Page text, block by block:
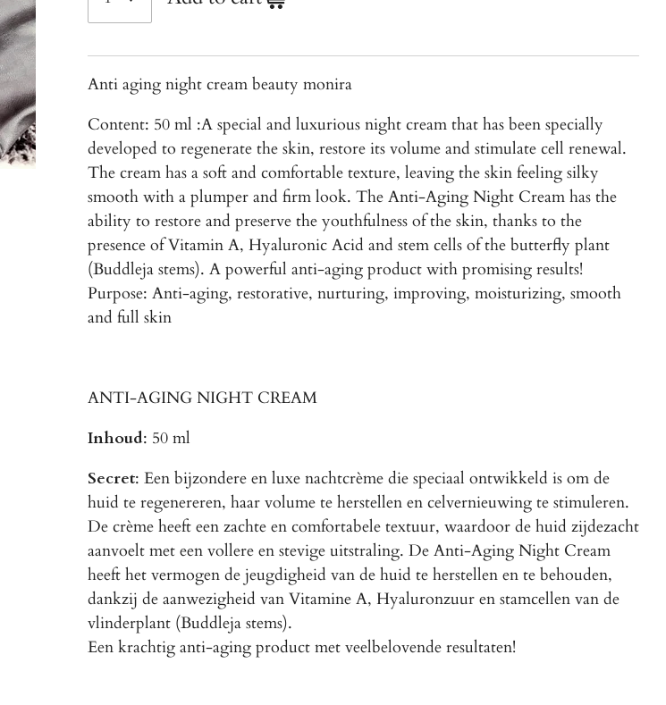
Anti aging night cream beauty monira
Content: 50 ml :A special and luxurious night cream that has been specially
developed to regenerate the skin, restore its volume and stimulate cell renewal.
The cream has a soft and comfortable texture, leaving the skin feeling silky
smooth with a plumper and firm look. The Anti-Aging Night Cream has the
ability to restore and preserve the youthfulness of the skin, thanks to the
presence of Vitamin A, Hyaluronic Acid and stem cells of the butterfly plant
(Buddleja stems). A powerful anti-aging product with promising results!
Purpose: Anti-aging, restorative, nurturing, improving, moisturizing, smooth
and full skin
ANTI-AGING NIGHT CREAM
Inhoud: 50 ml
Secret: Een bijzondere en luxe nachtcrème die speciaal ontwikkeld is om de
huid te regenereren, haar volume te herstellen en celvernieuwing te stimuleren.
De crème heeft een zachte en comfortabele textuur, waardoor de huid zijdezacht
aanvoelt met een vollere en stevige uitstraling. De Anti-Aging Night Cream
heeft het vermogen de jeugdigheid van de huid te herstellen en te behouden,
dankzij de aanwezigheid van Vitamine A, Hyaluronzuur en stamcellen van de
vlinderplant (Buddleja stems).
Een krachtig anti-aging product met veelbelovende resultaten!